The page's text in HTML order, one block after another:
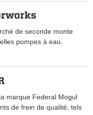
de seconde monte
pompes à eau.
marque Federal Mogul
de frein de qualité, tels